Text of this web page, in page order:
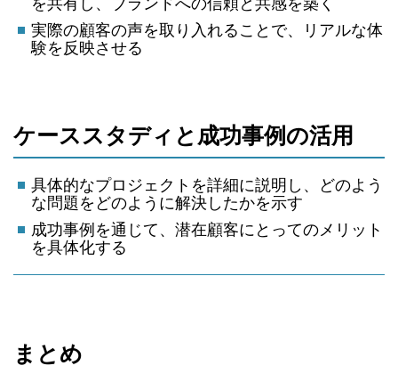
実際の顧客の声を取り入れることで、リアルな体
験を反映させる
ケーススタディと成功事例の活用
具体的なプロジェクトを詳細に説明し、どのよう
な問題をどのように解決したかを示す
成功事例を通じて、潜在顧客にとってのメリット
を具体化する
まとめ